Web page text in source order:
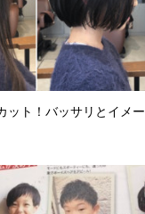
ット！バッサリとイメー